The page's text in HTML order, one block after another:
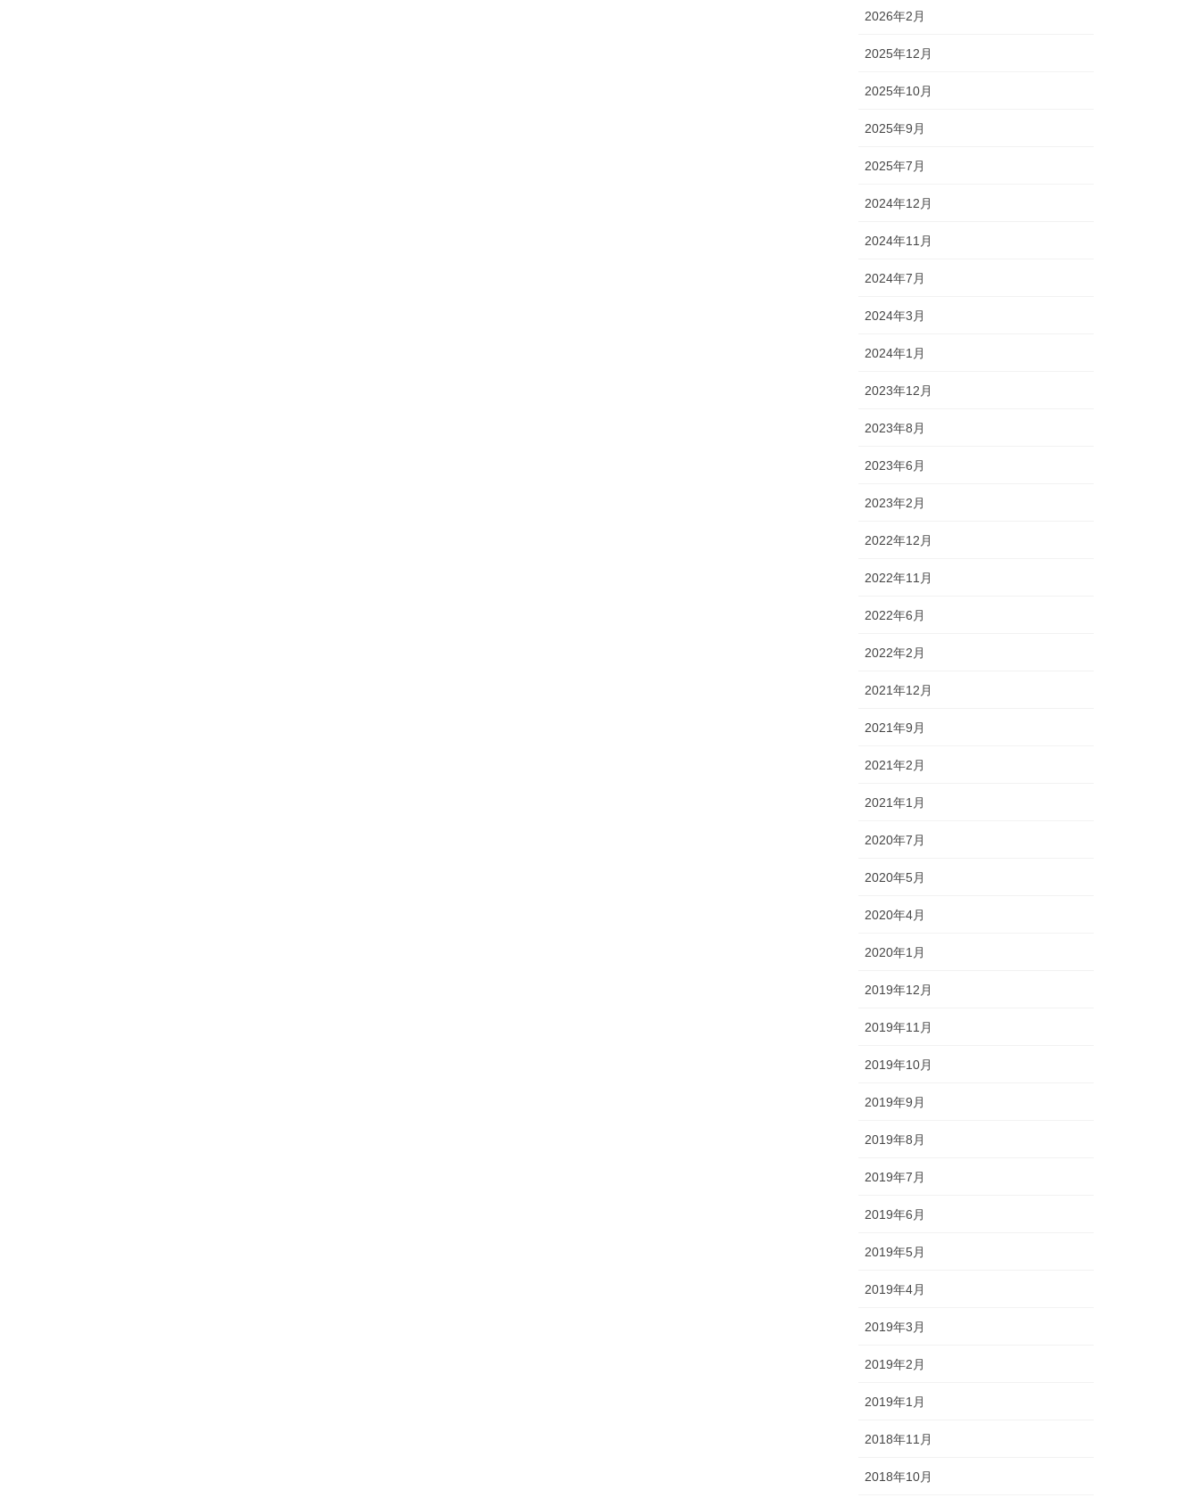
2026年2月
2025年12月
2025年10月
2025年9月
2025年7月
2024年12月
2024年11月
2024年7月
2024年3月
2024年1月
2023年12月
2023年8月
2023年6月
2023年2月
2022年12月
2022年11月
2022年6月
2022年2月
2021年12月
2021年9月
2021年2月
2021年1月
2020年7月
2020年5月
2020年4月
2020年1月
2019年12月
2019年11月
2019年10月
2019年9月
2019年8月
2019年7月
2019年6月
2019年5月
2019年4月
2019年3月
2019年2月
2019年1月
2018年11月
2018年10月